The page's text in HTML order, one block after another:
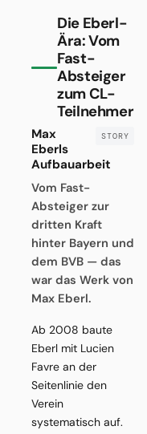
Die Eberl-
Ära: Vom
Fast-
Absteiger
zum CL-
Teilnehmer
Max
Eberls
Aufbauarbeit
Vom Fast-
Absteiger zur
dritten Kraft
hinter Bayern und
dem BVB — das
war das Werk von
Max Eberl.
Ab 2008 baute
Eberl mit Lucien
Favre an der
Seitenlinie den
Verein
systematisch auf.